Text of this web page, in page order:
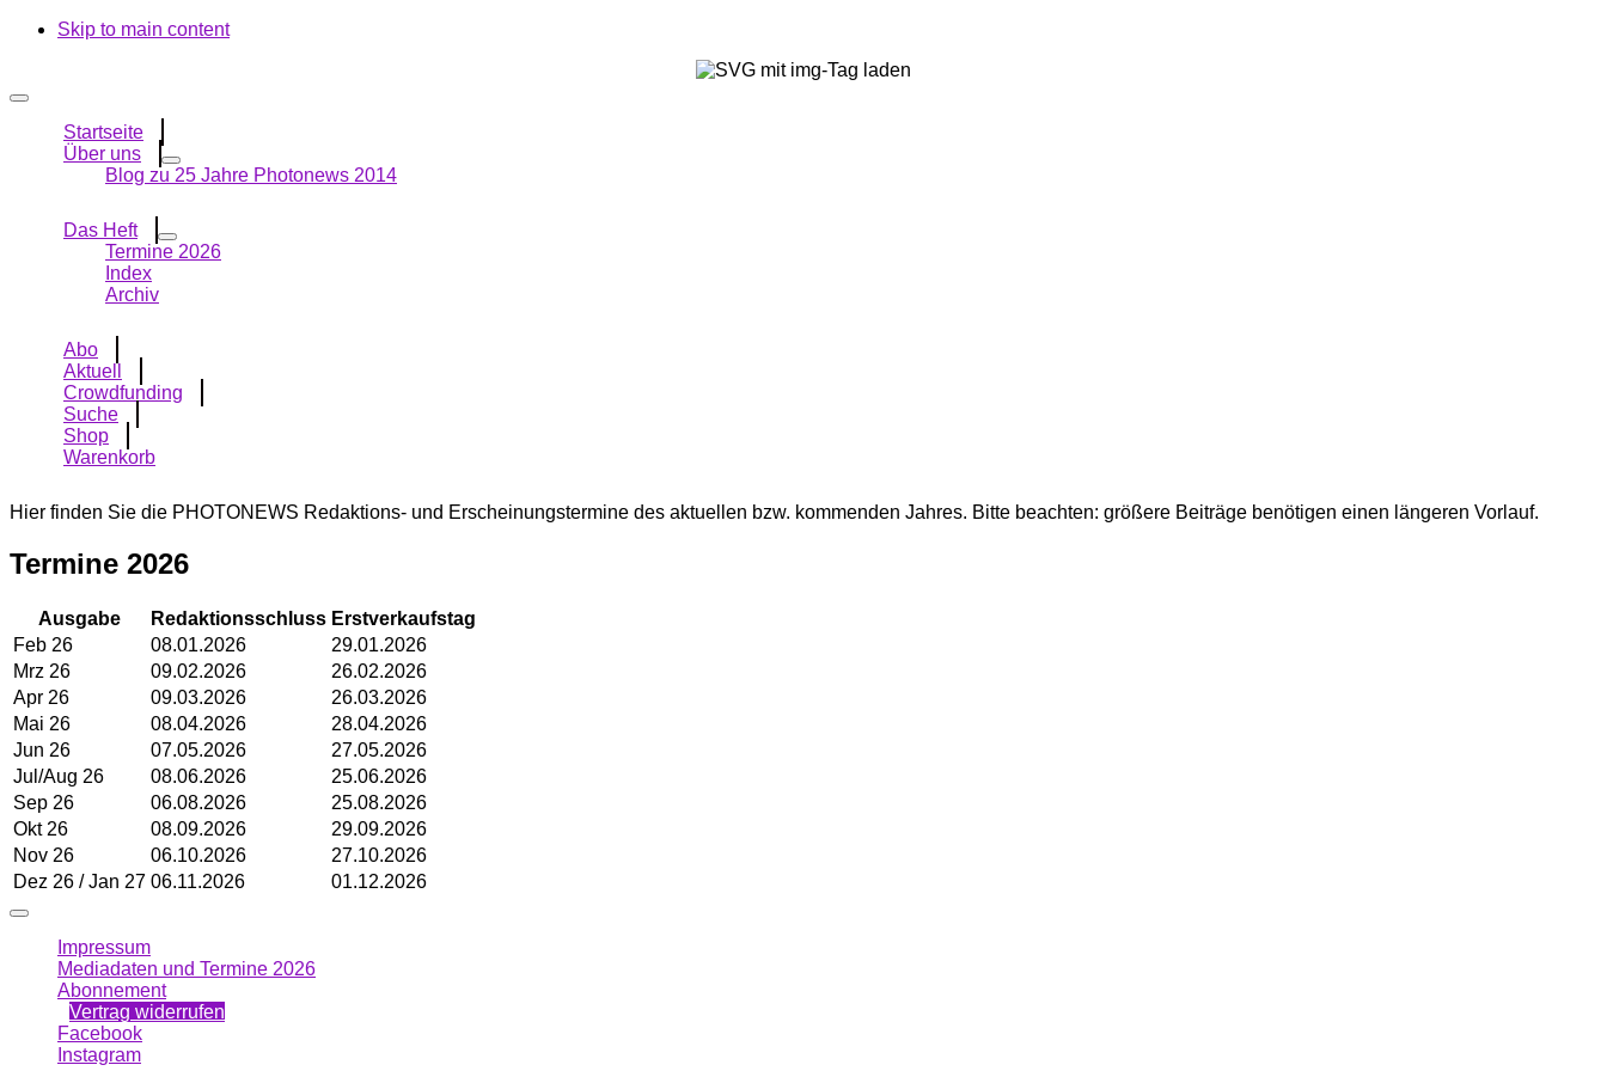
Skip to main content
Startseite
Über uns
Blog zu 25 Jahre Photonews 2014
Das Heft
Termine 2026
Index
Archiv
Abo
Aktuell
Crowdfunding
Suche
Shop
Warenkorb
Hier finden Sie die PHOTONEWS Redaktions- und Erscheinungstermine des aktuellen bzw. kommenden Jahres. Bitte beachten: größere Beiträge benötigen einen längeren Vorlauf.
Termine 2026
Ausgabe Redaktionsschluss Erstverkaufstag
Feb 26
08.01.2026
29.01.2026
Mrz 26
09.02.2026
26.02.2026
Apr 26
09.03.2026
26.03.2026
Mai 26
08.04.2026
28.04.2026
Jun 26
07.05.2026
27.05.2026
Jul/Aug 26
08.06.2026
25.06.2026
Sep 26
06.08.2026
25.08.2026
Okt 26
08.09.2026
29.09.2026
Nov 26
06.10.2026
27.10.2026
Dez 26 / Jan 27 06.11.2026 01.12.2026
Impressum
Mediadaten und Termine 2026
Abonnement
Vertrag widerrufen
Facebook
Instagram